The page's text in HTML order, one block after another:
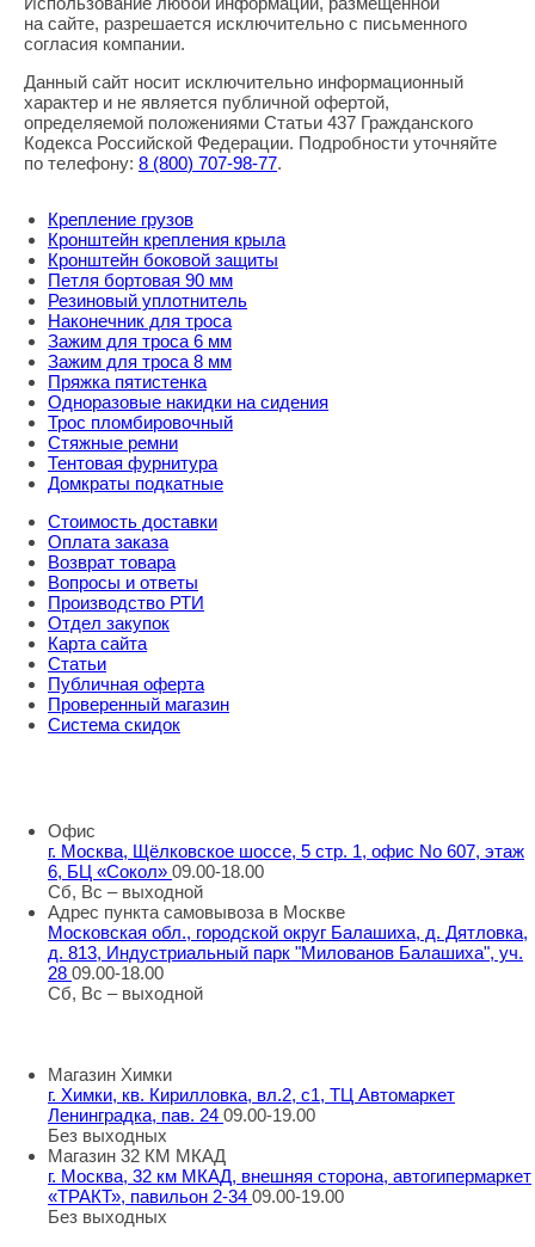
Правовая информация
на сайте, разрешается исключительно с письменного
согласия компании.
Данный сайт носит исключительно информационный
характер и не является публичной офертой,
определяемой положениями Статьи 437 Гражданского
Кодекса Российской Федерации. Подробности уточняйте
по телефону: 8 (800) 707-98-77.
Крепление грузов
Кронштейн крепления крыла
Кронштейн боковой защиты
Петля бортовая 90 мм
Резиновый уплотнитель
Наконечник для троса
Зажим для троса 6 мм
Зажим для троса 8 мм
Пряжка пятистенка
Одноразовые накидки на сидения
Трос пломбировочный
Стяжные ремни
Тентовая фурнитура
Домкраты подкатные
Стоимость доставки
Оплата заказа
Возврат товара
Вопросы и ответы
Производство РТИ
Отдел закупок
Карта сайта
Статьи
Публичная оферта
Проверенный магазин
Система скидок
Офис
г. Москва, Щёлковское шоссе, 5 стр. 1, офис No 607, этаж
6, БЦ «Сокол» 09.00-18.00
Сб, Вс – выходной
Адрес пункта самовывоза в Москве
Московская обл., городской округ Балашиха, д. Дятловка,
д. 813, Индустриальный парк "Милованов Балашиха", уч.
28 09.00-18.00
Сб, Вс – выходной
Магазин Химки
г. Химки, кв. Кирилловка, вл.2, с1, ТЦ Автомаркет
Ленинградка, пав. 24 09.00-19.00
Без выходных
Магазин 32 КМ МКАД
г. Москва, 32 км МКАД, внешняя сторона, автогипермаркет
«ТРАКТ», павильон 2-34 09.00-19.00
Без выходных